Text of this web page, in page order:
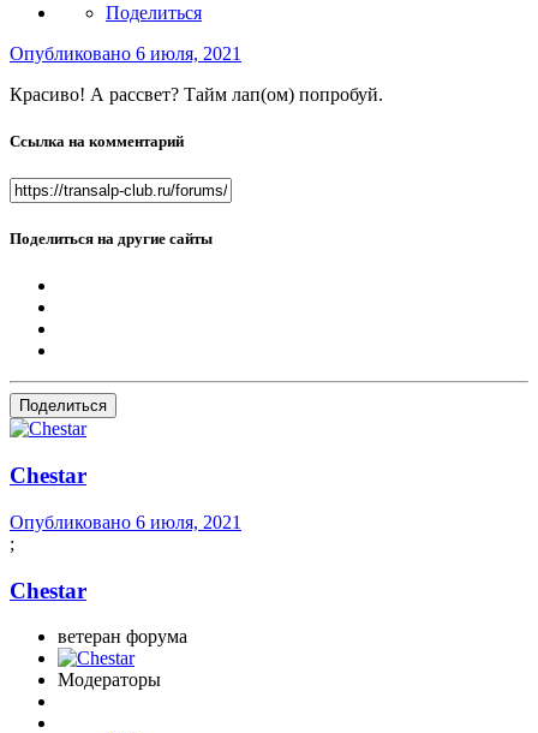
Поделиться
Опубликовано 6 июля, 2021
Красиво! А рассвет? Тайм лап(ом) попробуй.
Ссылка на комментарий
Поделиться на другие сайты
Поделиться
Сhestar
Опубликовано 6 июля, 2021
;
Сhestar
ветеран форума
Модераторы